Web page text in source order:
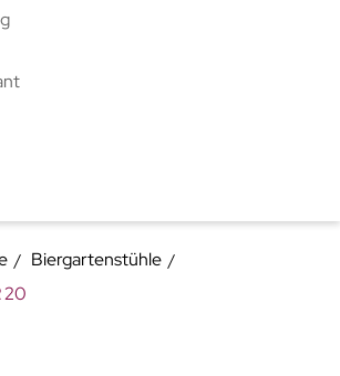
Biergartenstühle
20